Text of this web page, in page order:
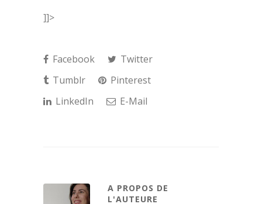
]]>
Facebook
Twitter
Tumblr
Pinterest
LinkedIn
E-Mail
A PROPOS DE
L'AUTEURE